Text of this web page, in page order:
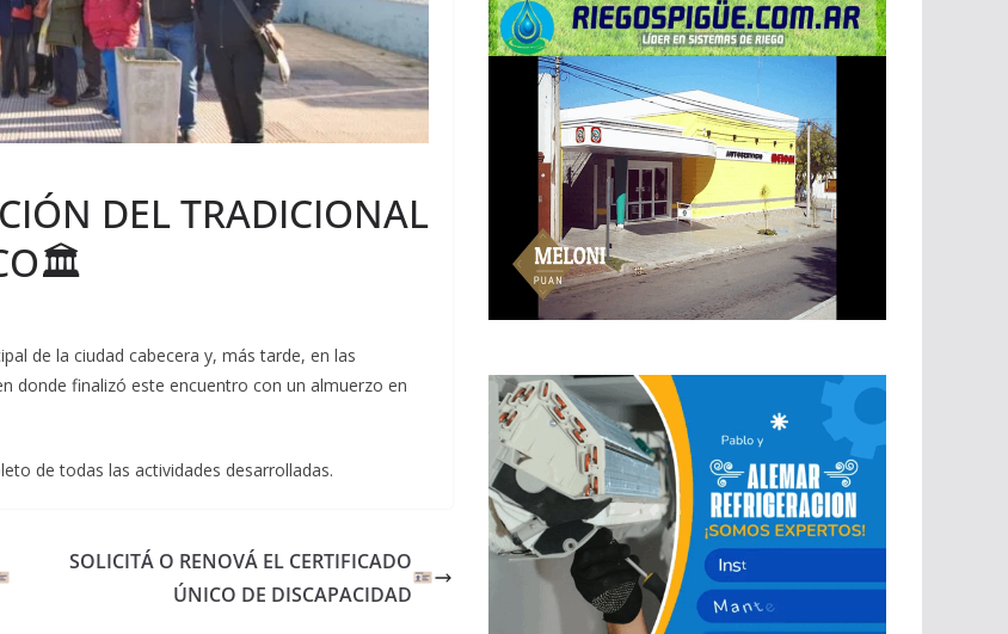
DEL TRADICIONAL
de la ciudad cabecera y, más tarde, en las
donde finalizó este encuentro con un almuerzo en
de todas las actividades desarrolladas.
SOLICITÁ O RENOVÁ EL CERTIFICADO
ÚNICO DE DISCAPACIDAD